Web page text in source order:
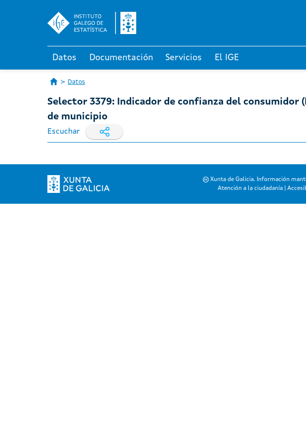
Datos Documentación Servicios El IGE
Datos
Selector 3379: Indicador de confianza del consumidor
de municipio
Escuchar
Xunta de Galicia. Información
Atención a la ciudadanía|